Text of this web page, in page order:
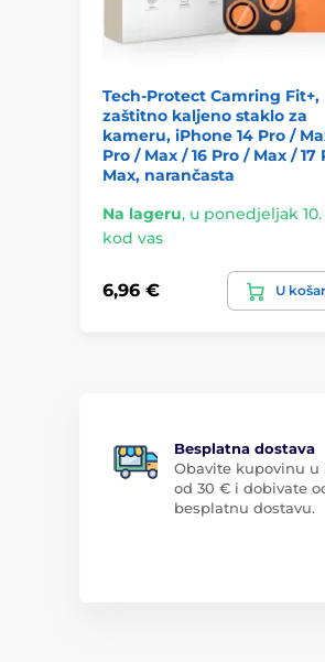
Tech-Protect Camring Fit+,
zaštitno kaljeno staklo za
kameru, iPhone 14 Pro /
Pro / Max / 16 Pro / Max / 17
Max, narančasta
Na lageru, u ponedjeljak 10.
kod vas
6,96 € U
Besplatna dostava
Obavite kupovinu u
od 30 € i dobivate
besplatnu dostavu.